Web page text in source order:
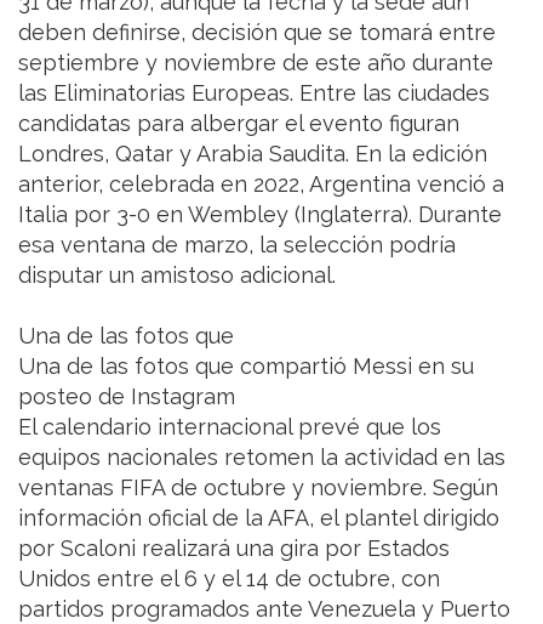
deben definirse, decisión que se tomará entre
septiembre y noviembre de este año durante
las Eliminatorias Europeas. Entre las ciudades
candidatas para albergar el evento figuran
Londres, Qatar y Arabia Saudita. En la edición
anterior, celebrada en 2022, Argentina venció a
Italia por 3-0 en Wembley (Inglaterra). Durante
esa ventana de marzo, la selección podría
disputar un amistoso adicional.
Una de las fotos que
Una de las fotos que compartió Messi en su
posteo de Instagram
El calendario internacional prevé que los
equipos nacionales retomen la actividad en las
ventanas FIFA de octubre y noviembre. Según
información oficial de la AFA, el plantel dirigido
por Scaloni realizará una gira por Estados
Unidos entre el 6 y el 14 de octubre, con
partidos programados ante Venezuela y Puerto